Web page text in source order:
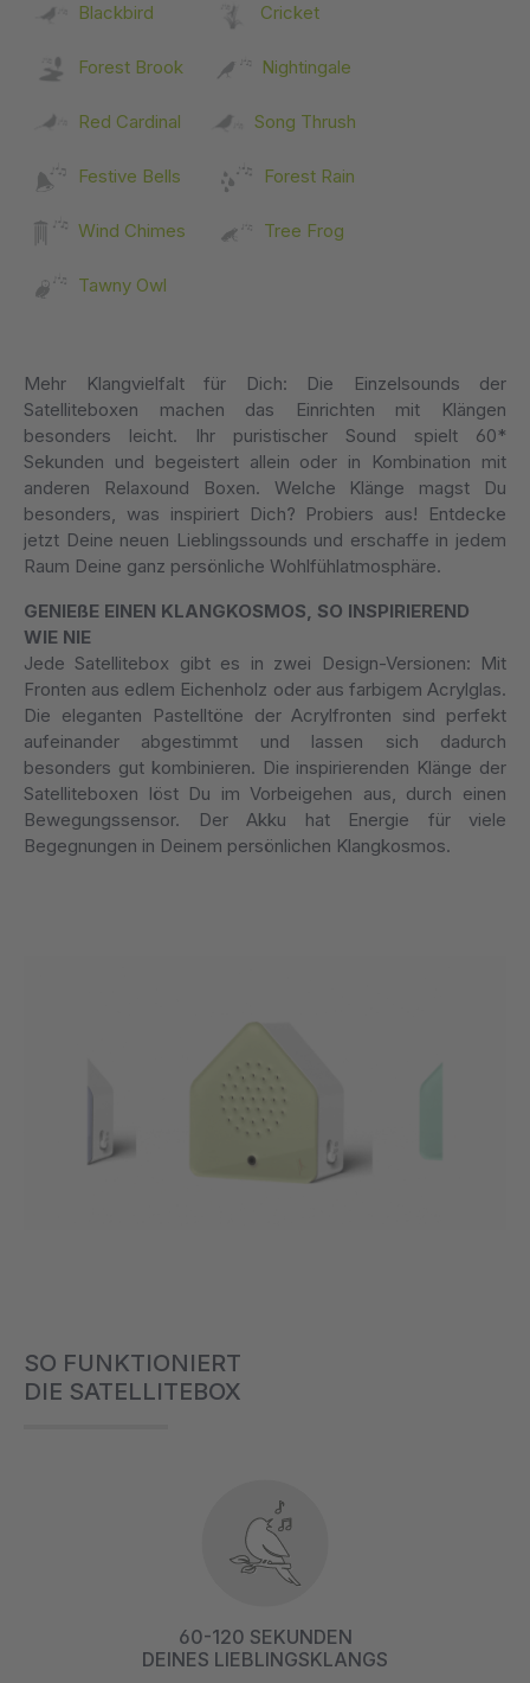
Blackbird Cricket
Forest Brook Nightingale
Red Cardinal Song Thrush
Festive Bells Forest Rain
Wind Chimes Tree Frog
Tawny Owl
Mehr Klangvielfalt für Dich: Die Einzelsounds der
Satelliteboxen machen das Einrichten mit Klängen
besonders leicht. Ihr puristischer Sound spielt 60*
Sekunden und begeistert allein oder in Kombination mit
anderen Relaxound Boxen. Welche Klänge magst Du
besonders, was inspiriert Dich? Probiers aus! Entdecke
jetzt Deine neuen Lieblingssounds und erschaffe in jedem
Raum Deine ganz persönliche Wohlfühlatmosphäre.
GENIEßE EINEN KLANGKOSMOS, SO INSPIRIEREND
WIE NIE
Jede Satellitebox gibt es in zwei Design-Versionen: Mit
Fronten aus edlem Eichenholz oder aus farbigem Acrylglas.
Die eleganten Pastelltöne der Acrylfronten sind perfekt
aufeinander abgestimmt und lassen sich dadurch
besonders gut kombinieren. Die inspirierenden Klänge der
Satelliteboxen löst Du im Vorbeigehen aus, durch einen
Bewegungssensor. Der Akku hat Energie für viele
Begegnungen in Deinem persönlichen Klangkosmos.
SO FUNKTIONIERT
DIE SATELLITEBOX
60-120 SEKUNDEN
DEINES LIEBLINGSKLANGS